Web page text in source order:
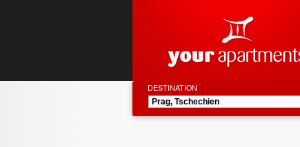
DESTINATION